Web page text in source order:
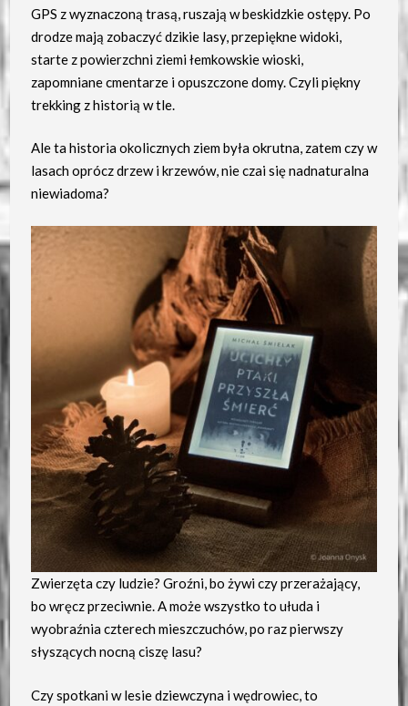
GPS z wyznaczoną trasą, ruszają w beskidzkie ostępy. Po
drodze mają zobaczyć dzikie lasy, przepiękne widoki,
starte z powierzchni ziemi łemkowskie wioski,
zapomniane cmentarze i opuszczone domy. Czyli piękny
trekking z historią w tle.
Ale ta historia okolicznych ziem była okrutna, zatem czy w
lasach oprócz drzew i krzewów, nie czai się nadnaturalna
niewiadoma?
Zwierzęta czy ludzie? Groźni, bo żywi czy przerażający,
bo wręcz przeciwnie. A może wszystko to ułuda i
wyobraźnia czterech mieszczuchów, po raz pierwszy
słyszących nocną ciszę lasu?
Czy spotkani w lesie dziewczyna i wędrowiec, to